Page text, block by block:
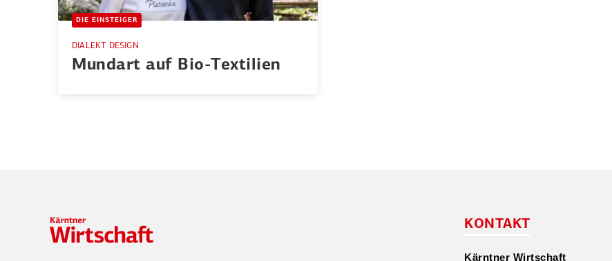
DIE EINSTEIGER
DIALEKT DESIGN
Mundart auf Bio-Textilien
KONTAKT
Kärntner Wirtschaft